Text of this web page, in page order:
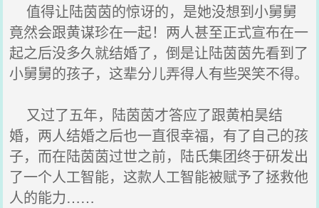
值得让陆茵茵的惊讶的，是她没想到小舅舅
竟然会跟黄谋珍在一起！两人甚至正式宣布在一
起之后没多久就结婚了，倒是让陆茵茵先看到了
小舅舅的孩子，这辈分儿弄得人有些哭笑不得。
又过了五年，陆茵茵才答应了跟黄柏昊结
婚，两人结婚之后也一直很幸福，有了自己的孩
子，而在陆茵茵过世之前，陆氏集团终于研发出
了一个人工智能，这款人工智能被赋予了拯救他
人的能力……